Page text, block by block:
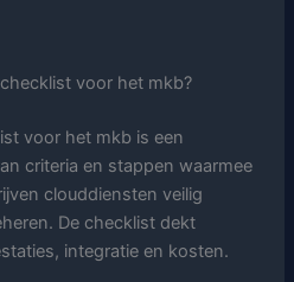
voor het mkb?
voor het mkb is een
criteria en stappen waarmee
clouddiensten veilig
De checklist dekt
integratie en kosten.